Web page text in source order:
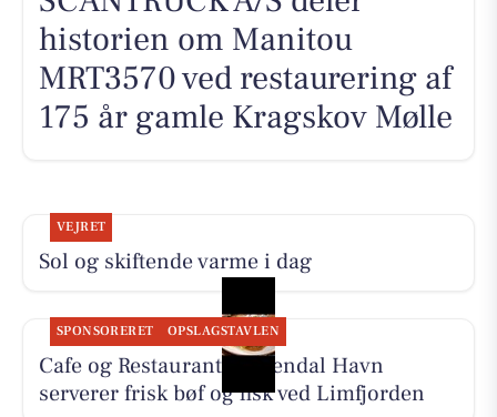
historien om Manitou
MRT3570 ved restaurering af
175 år gamle Kragskov Mølle
VEJRET
Sol og skiftende varme i dag
SPONSORERET OPSLAGSTAVLEN
Cafe og Restaurant Gyldendal Havn
serverer frisk bøf og fisk ved Limfjorden